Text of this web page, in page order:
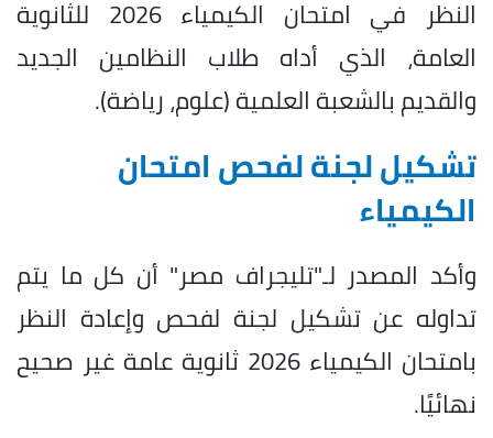
النظر في امتحان الكيمياء 2026 للثانوية
العامة، الذي أداه طلاب النظامين الجديد
والقديم بالشعبة العلمية (علوم، رياضة).
تشكيل لجنة لفحص امتحان
الكيمياء
وأكد المصدر لـ"تليجراف مصر" أن كل ما يتم
تداوله عن تشكيل لجنة لفحص وإعادة النظر
بامتحان الكيمياء 2026 ثانوية عامة غير صحيح
نهائيًا.